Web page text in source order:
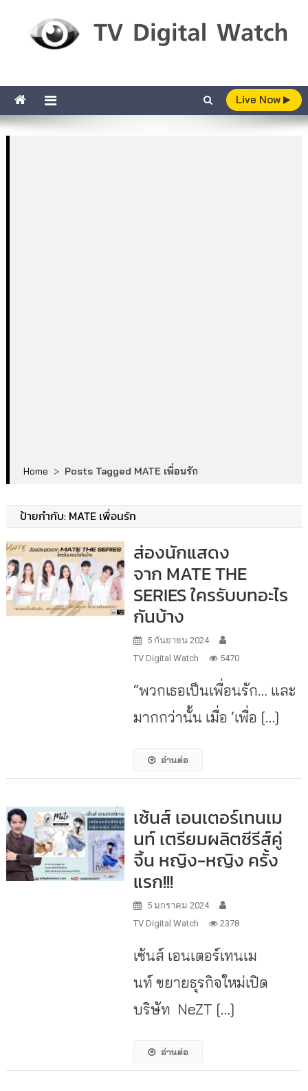
Live Now
Home > Posts Tagged MATE เพื่อนรัก
ป้ายกำกับ: MATE เพื่อนรัก
ส่องนักแสดง
จาก MATE THE
SERIES ใครรับบทอะไร
กันบ้าง
5 กันยายน 2024
TV Digital Watch
5470
“พวกเธอเป็นเพื่อนรัก… และ
มากกว่านั้น เมื่อ ‘เพื่อ […]
อ่านต่อ
เซ้นส์ เอนเตอร์เทนเม
นท์ เตรียมผลิตซีรีส์คู่
จิ้น หญิง-หญิง ครั้ง
แรก!!!
5 มกราคม 2024
TV Digital Watch
2378
เซ้นส์ เอนเตอร์เทนเม
นท์ ขยายธุรกิจใหม่เปิด
บริษัท NeZT […]
อ่านต่อ